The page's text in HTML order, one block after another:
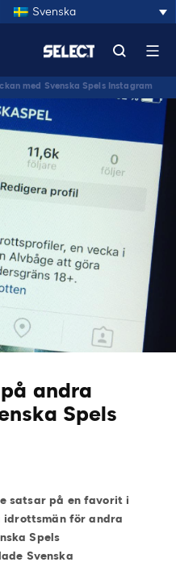
Svenska
med Svenska Spels Instagram
andra
Spels
satsar på en favorit i
idrottsmän för andra
Spels
Svenska